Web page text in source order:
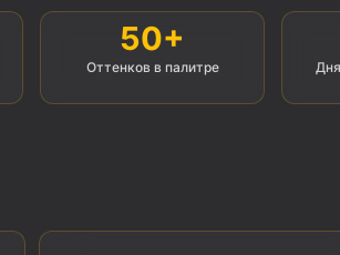
50+
Оттенков в палитре